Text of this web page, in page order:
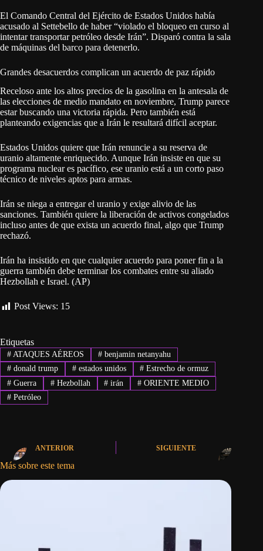
El Comando Central del Ejército de Estados Unidos había
acusado al Settebello de haber “violado el bloqueo en curso al
intentar transportar petróleo desde Irán”. Disparó contra la sala
de máquinas del barco para detenerlo.
Grandes desacuerdos complican un acuerdo de paz rápido
Receloso ante los altos precios de la gasolina en la antesala de
las elecciones de medio mandato en noviembre, Trump parece
estar buscando una victoria rápida. Pero también está
planteando exigencias que a Irán le resultará difícil aceptar.
Estados Unidos quiere que Irán renuncie a su reserva de
uranio altamente enriquecido. Aunque Irán insiste en que su
programa nuclear es pacífico, ese uranio está a un corto paso
técnico de niveles aptos para armas.
Irán se niega a entregar el uranio y exige alivio de las
sanciones. También quiere la liberación de activos congelados
incluso antes de que exista un acuerdo final, algo que Trump
rechazó.
Irán ha insistido en que cualquier acuerdo para poner fin a la
guerra también debe terminar los combates entre su aliado
Hezbollah e Israel. (AP)
Post Views: 15
Etiquetas
#ATAQUES AÉREOS #benjamin netanyahu
#donald trump #estados unidos # Estrecho de ormuz
#Guerra #Hezbollah # irán # ORIENTE MEDIO
#Petróleo
ANTERIOR SIGUIENTE
Más sobre este tema